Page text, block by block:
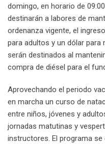
domingo, en horario de
destinarán a labores de
ordenanza vigente, el
para adultos y un dólar
serán destinados al
compra de diésel para el
Aprovechando el periodo
en marcha un curso de
entre niños, jóvenes y
jornadas matutinas y
instructores. El programa